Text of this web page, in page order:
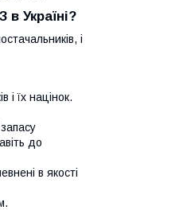
Україні?
і
їх націнок.
до
в якості